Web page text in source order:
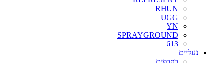
RHUN
UGG
YN
SPRAYGROUND
613
נעליים